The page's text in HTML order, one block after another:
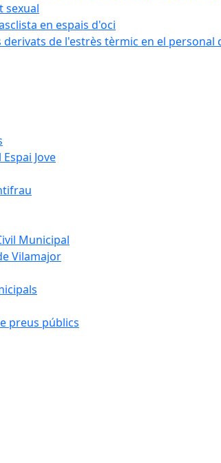
sexual
en espais d'oci
de l'estrès tèrmic en el personal
Jove
Municipal
Vilamajor
preus públics